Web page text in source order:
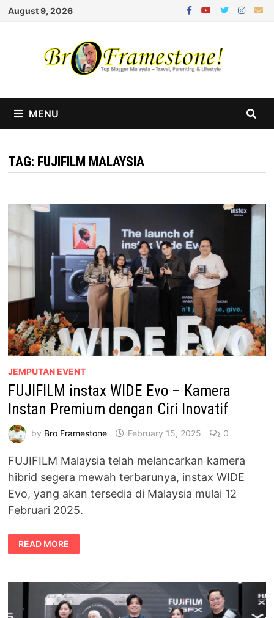
Skip
August 9, 2026
MENU
TAG: FUJIFILM MALAYSIA
JEMPUTAN EVENT
FUJIFILM instax WIDE Evo – Kamera
Instan Premium dengan Ciri Inovatif
by Bro Framestone February 15, 2025 0
FUJIFILM Malaysia telah melancarkan kamera
hibrid segera mewah terbarunya, instax WIDE
Evo, yang akan tersedia di Malaysia mulai 12
Februari 2025.
FUJIFILM
INSTAX
WIDE
KAMERA
PREMIUM
DENGAN
READ MORE